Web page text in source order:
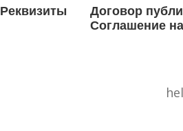
Реквизиты Договор
Соглашение